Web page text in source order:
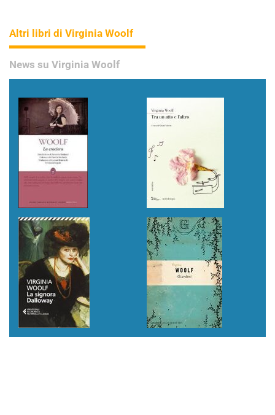
Altri libri di Virginia Woolf
News su Virginia Woolf